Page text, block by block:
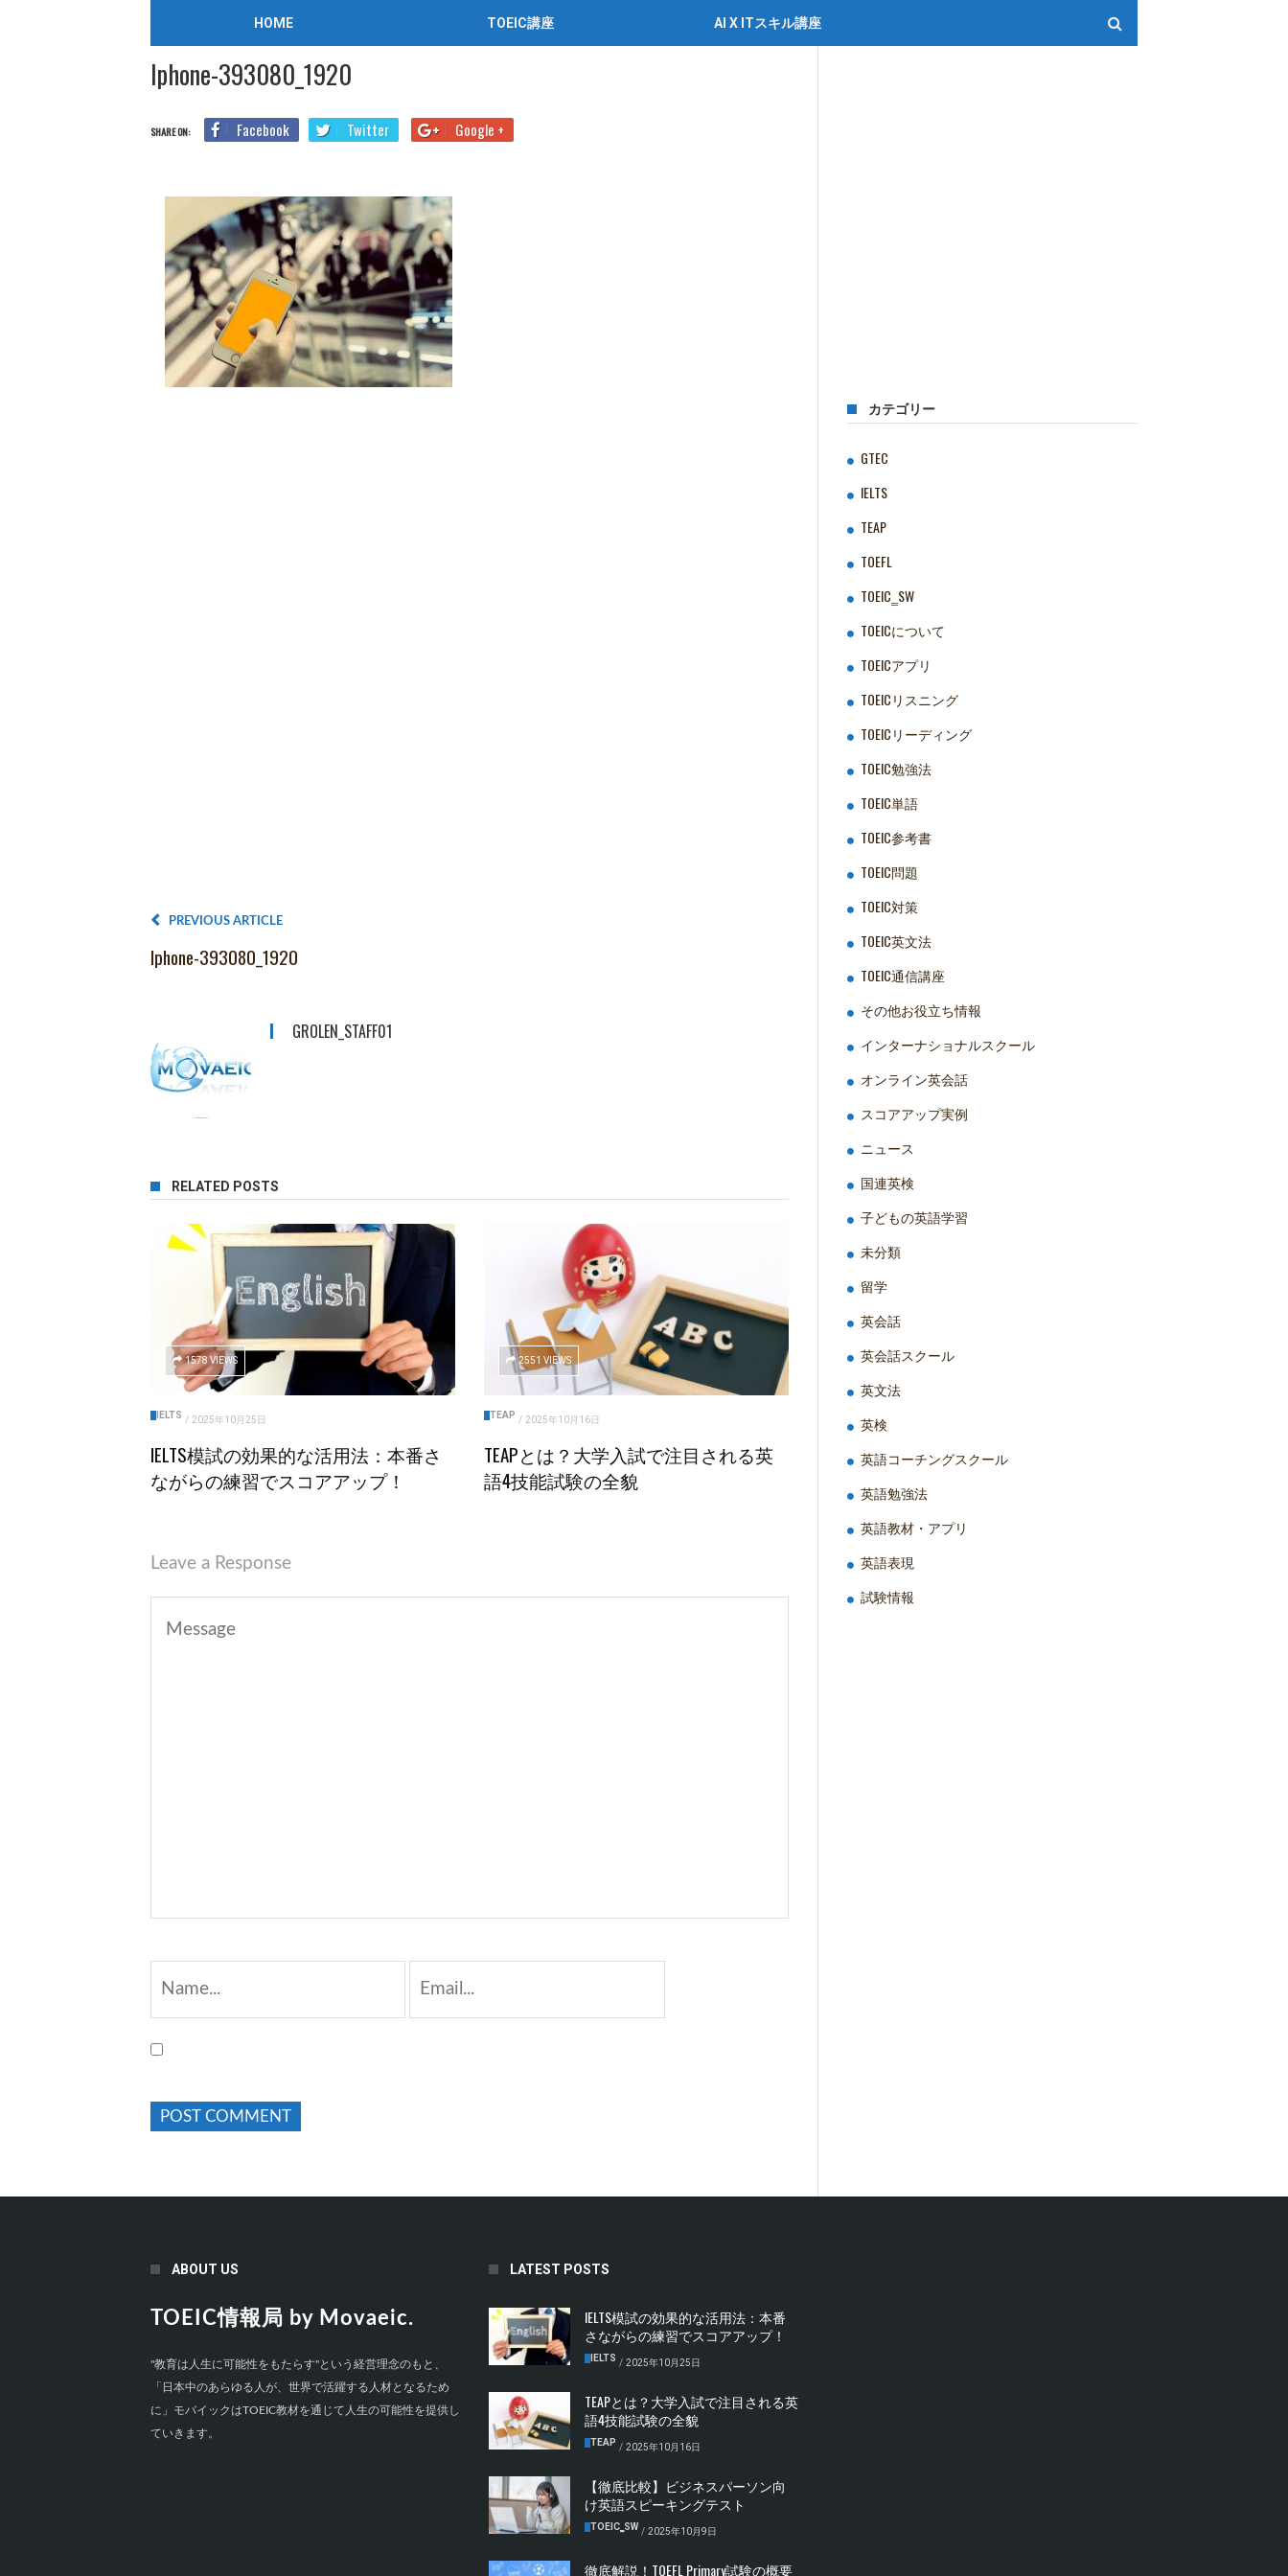
HOME TOEIC講座 AI X ITスキル講座
Iphone-393080_1920
Iphone-393080_1920
SHARE ON: Facebook Twitter Google +
PREVIOUS ARTICLE
Iphone-393080_1920
GROLEN_STAFF01
RELATED POSTS
1578 VIEWS
IELTS / 2025年10月25日
IELTS模試の効果的な活用法：本番さ
ながらの練習でスコアアップ！
2551 VIEWS
TEAP / 2025年10月16日
TEAPとは？大学入試で注目される英
語4技能試験の全貌
Leave a Response
カテゴリー
GTEC
IELTS
TEAP
TOEFL
TOEIC‗SW
TOEICについて
TOEICアプリ
TOEICリスニング
TOEICリーディング
TOEIC勉強法
TOEIC単語
TOEIC参考書
TOEIC問題
TOEIC対策
TOEIC英文法
TOEIC通信講座
その他お役立ち情報
インターナショナルスクール
オンライン英会話
スコアアップ実例
ニュース
国連英検
子どもの英語学習
未分類
留学
英会話
英会話スクール
英文法
英検
英語コーチングスクール
英語勉強法
英語教材・アプリ
英語表現
試験情報
ABOUT US
TOEIC情報局 by Movaeic.
"教育は人生に可能性をもたらす"という経営理念のもと、
「日本中のあらゆる人が、世界で活躍する人材となるため
に」モバイックはTOEIC教材を通じて人生の可能性を提供し
ていきます。
LATEST POSTS
IELTS模試の効果的な活用法：本番
さながらの練習でスコアアップ！
IELTS / 2025年10月25日
TEAPとは？大学入試で注目される英
語4技能試験の全貌
TEAP / 2025年10月16日
【徹底比較】ビジネスパーソン向
け英語スピーキングテスト
TOEIC‗SW / 2025年10月9日
徹底解説！TOEFL Primary試験の概要